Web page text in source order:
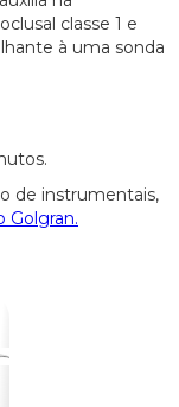
classe 1 e
à uma sonda
de instrumentais,
Golgran.